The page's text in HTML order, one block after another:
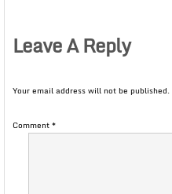
Leave A Reply
Your email address will not be published.
Comment*